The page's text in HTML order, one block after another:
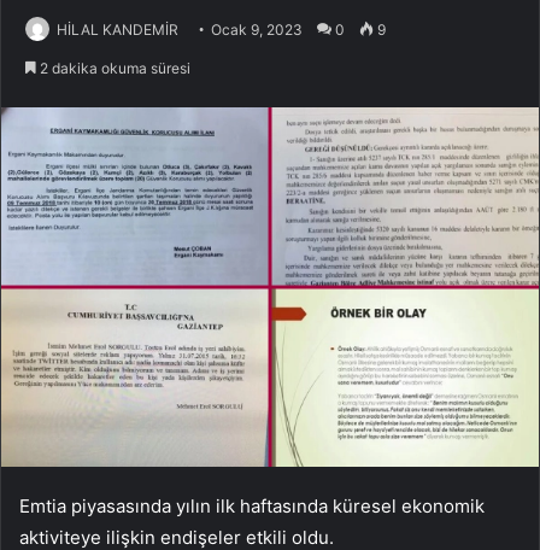
HİLAL KANDEMİR Ocak 9, 2023 0 9
2 dakika okuma süresi
Emtia piyasasında yılın ilk haftasında küresel ekonomik
aktiviteye ilişkin endişeler etkili oldu.